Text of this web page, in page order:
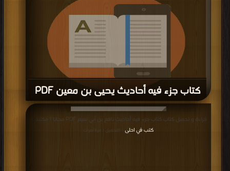
كتاب جزء فيه أحاديث يحيى بن معين PDF
قراءة و تحميل كتاب كتاب جزء فيه أحاديث يحيى بن معين PDF مجانا | مكتبة >
كتب
في جديد| التحميل : مرة/مرات
قراءة و تحميل كتاب كتاب جزء فيه أحاديث نافع بن أبي نعيم PDF مجانا | مكتبة >
كتب في احلى
| التحميل : مرة/مرات